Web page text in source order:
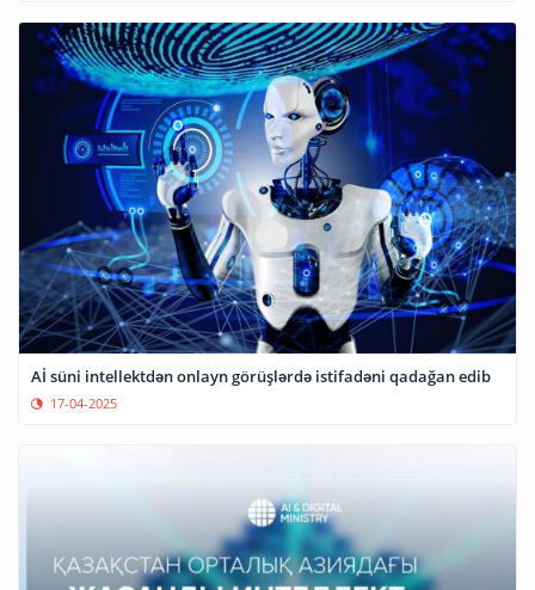
Aİ süni intellektdən onlayn görüşlərdə istifadəni qadağan edib
17-04-2025